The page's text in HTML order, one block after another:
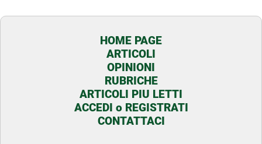
HOME PAGE
ARTICOLI
OPINIONI
RUBRICHE
ARTICOLI PIU LETTI
ACCEDI o REGISTRATI
CONTATTACI